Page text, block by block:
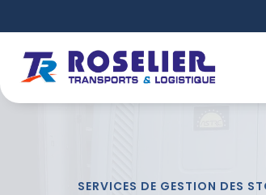
SERVICES DE GESTION DES